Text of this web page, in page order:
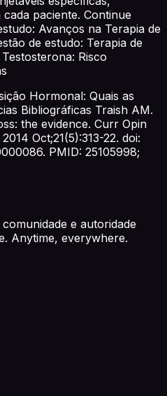
paciente. Continue
Avanços na Terapia de
de estudo: Terapia de
Risco
Hormonal: Quais as
Bibliográficas Traish AM.
the evidence. Curr Opin
Oct;21(5):313-22. doi:
PMID: 25105998;
e autoridade
Anytime, everywhere.